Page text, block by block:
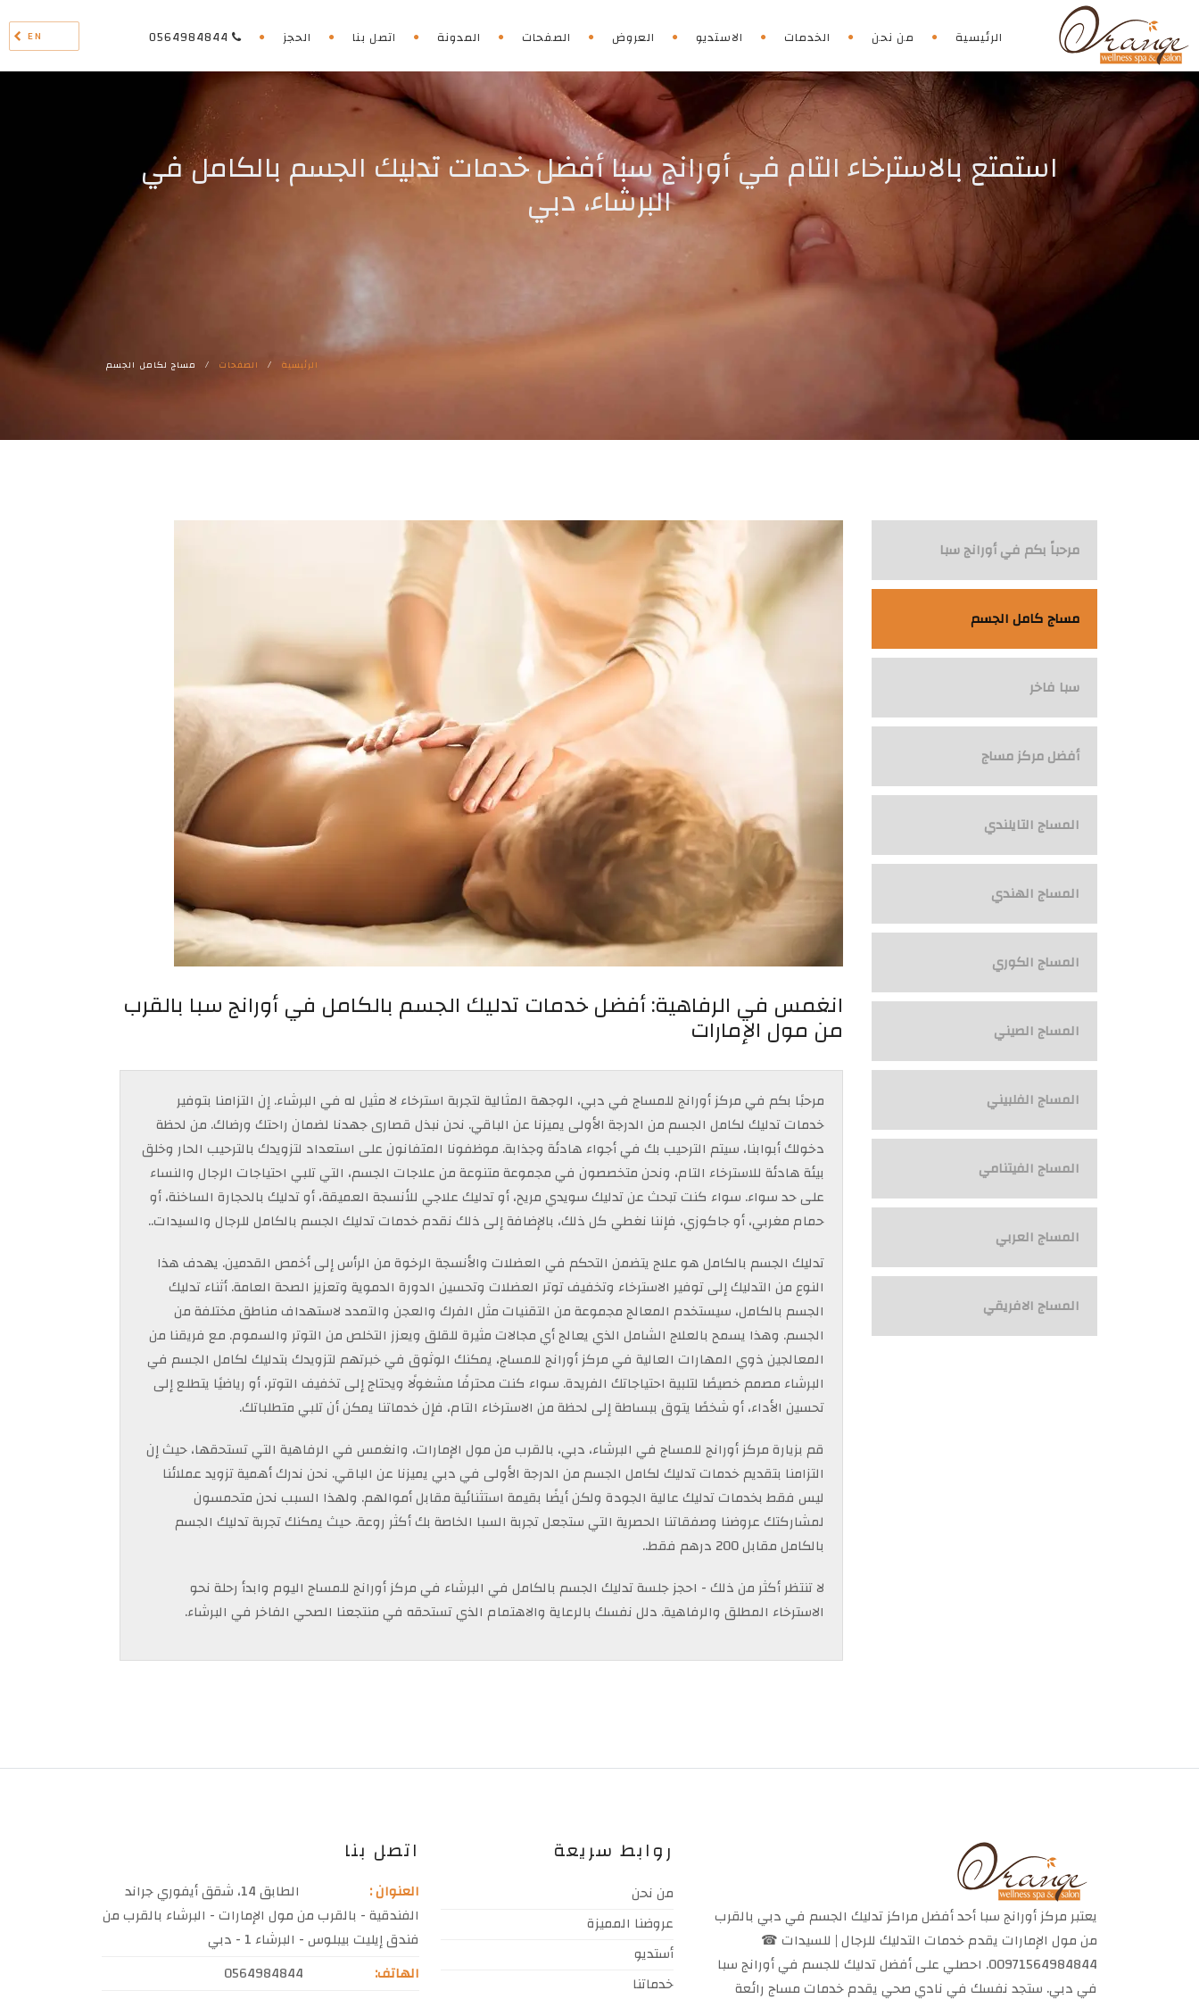
الحجز اتصل بنا المدونة الصفحات العروض الاستديو الخدمات من نحن الرئيسية EN
استمتع بالاسترخاء التام في أورانج سبا أفضل خدمات تدليك الجسم بالكامل في
البرشاء، دبي
الرئيسية / الصفحات / مساج لكامل الجسم
مرحباً بكم في أورانج سبا
مساج كامل الجسم
سبا فاخر
أفضل مركز مساج
المساج التايلندي
المساج الهندي
المساج الكوري
المساج الصيني
المساج الفلبيني
المساج الفيتنامي
المساج العربي
المساج الافريقي
انغمس في الرفاهية: أفضل خدمات تدليك الجسم بالكامل في أورانج سبا بالقرب
من مول الإمارات
مرحبًا بكم في مركز أورانج للمساج في دبي، الوجهة المثالية لتجربة استرخاء لا مثيل له في البرشاء. إن التزامنا بتوفير
خدمات تدليك لكامل الجسم من الدرجة الأولى يميزنا عن الباقي. نحن نبذل قصارى جهدنا لضمان راحتك ورضاك. من لحظة
دخولك أبوابنا، سيتم الترحيب بك في أجواء هادئة وجذابة. موظفونا المتفانون على استعداد لتزويدك بالترحيب الحار وخلق
بيئة هادئة للاسترخاء التام، ونحن متخصصون في مجموعة متنوعة من علاجات الجسم، التي تلبي احتياجات الرجال والنساء
على حد سواء. سواء كنت تبحث عن تدليك سويدي مريح، أو تدليك علاجي للأنسجة العميقة، أو تدليك بالحجارة الساخنة، أو
حمام مغربي، أو جاكوزي، فإننا نغطي كل ذلك، بالإضافة إلى ذلك نقدم خدمات تدليك الجسم بالكامل للرجال والسيدات..
تدليك الجسم بالكامل هو علاج يتضمن التحكم في العضلات والأنسجة الرخوة من الرأس إلى أخمص القدمين. يهدف هذا
النوع من التدليك إلى توفير الاسترخاء وتخفيف توتر العضلات وتحسين الدورة الدموية وتعزيز الصحة العامة. أثناء تدليك
الجسم بالكامل، سيستخدم المعالج مجموعة من التقنيات مثل الفرك والعجن والتمدد لاستهداف مناطق مختلفة من
الجسم. وهذا يسمح بالعلاج الشامل الذي يعالج أي مجالات مثيرة للقلق ويعزز التخلص من التوتر والسموم. مع فريقنا من
المعالجين ذوي المهارات العالية في مركز أورانج للمساج، يمكنك الوثوق في خبرتهم لتزويدك بتدليك لكامل الجسم في
البرشاء مصمم خصيصًا لتلبية احتياجاتك الفريدة. سواء كنت محترفًا مشغولًا ويحتاج إلى تخفيف التوتر، أو رياضيًا يتطلع إلى
تحسين الأداء، أو شخصًا يتوق ببساطة إلى لحظة من الاسترخاء التام، فإن خدماتنا يمكن أن تلبي متطلباتك.
قم بزيارة مركز أورانج للمساج في البرشاء، دبي، بالقرب من مول الإمارات، وانغمس في الرفاهية التي تستحقها، حيث إن
التزامنا بتقديم خدمات تدليك لكامل الجسم من الدرجة الأولى في دبي يميزنا عن الباقي. نحن ندرك أهمية تزويد عملائنا
ليس فقط بخدمات تدليك عالية الجودة ولكن أيضًا بقيمة استثنائية مقابل أموالهم. ولهذا السبب نحن متحمسون
لمشاركتك عروضنا وصفقاتنا الحصرية التي ستجعل تجربة السبا الخاصة بك أكثر روعة. حيث يمكنك تجربة تدليك الجسم
بالكامل مقابل 200 درهم فقط..
لا تنتظر أكثر من ذلك - احجز جلسة تدليك الجسم بالكامل في البرشاء في مركز أورانج للمساج اليوم وابدأ رحلة نحو
الاسترخاء المطلق والرفاهية. دلل نفسك بالرعاية والاهتمام الذي تستحقه في منتجعنا الصحي الفاخر في البرشاء.
يعتبر مركز أورانج سبا أحد أفضل مراكز تدليك الجسم في دبي بالقرب
من مول الإمارات يقدم خدمات التدليك للرجال | للسيدات ☎
00971564984844. احصلي على أفضل تدليك للجسم في أورانج سبا
في دبي. ستجد نفسك في نادي صحي يقدم خدمات مساج رائعة
روابط سريعة
من نحن
عروضنا المميزة
أستديو
خدماتنا
اتصل بنا
العنوان :
الطابق 14، شقق أيفوري جراند
الفندقية - بالقرب من مول الإمارات - البرشاء بالقرب من
فندق إيليت بيبلوس - البرشاء 1 - دبي
الهاتف:
0564984844